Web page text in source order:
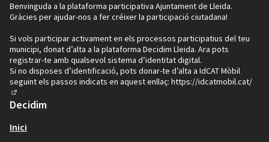
Benvinguda a la plataforma participativa Ajuntament de Lleida.
Gràcies per ajudar-nos a fer créixer la participació ciutadana!
Si vols participar activament en els processos participatius del teu
municipi, donat d’alta a la plataforma Decidim Lleida. Ara pots
registrar-te amb qualsevol sistema d’identitat digital.
Si no disposes d’identificació, pots donar-te d’alta a IdCAT Mòbil
seguint els passos indicats en aquest enllaç: https://idcatmobil.cat/
(Enllaç extern)
Decidim
Inici